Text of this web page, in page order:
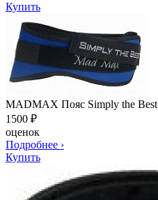
Купить
MADMAX Пояс Simply the
1500 ₽
оценок
Подробнее ›
Купить